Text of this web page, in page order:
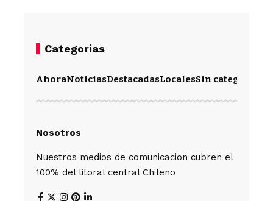
Categorias
AhoraNoticiasDestacadasLocalesSin categoría
Nosotros
Nuestros medios de comunicacion cubren el
100% del litoral central Chileno